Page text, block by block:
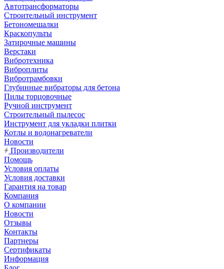
Автотрансформаторы
Строительный инструмент
Бетономешалки
Краскопульты
Затирочные машины
Верстаки
Вибротехника
Виброплиты
Вибротрамбовки
Глубинные вибраторы для бетона
Пилы торцовочные
Ручной инструмент
Строительный пылесос
Инструмент для укладки плитки
Котлы и водонагреватели
Новости
Производители
Помощь
Условия оплаты
Условия доставки
Гарантия на товар
Компания
О компании
Новости
Отзывы
Контакты
Партнеры
Сертификаты
Информация